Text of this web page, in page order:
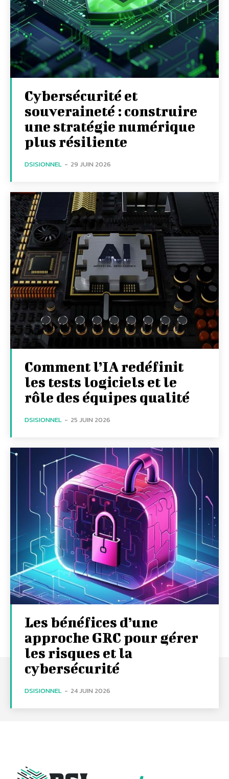
Cybersécurité et
souveraineté : construire
une stratégie numérique
plus résiliente
DSISIONNEL - 29 JUIN 2026
Comment l’IA redéfinit
les tests logiciels et le
rôle des équipes qualité
DSISIONNEL - 25 JUIN 2026
Les bénéfices d’une
approche GRC pour gérer
les risques et la
cybersécurité
DSISIONNEL - 24 JUIN 2026